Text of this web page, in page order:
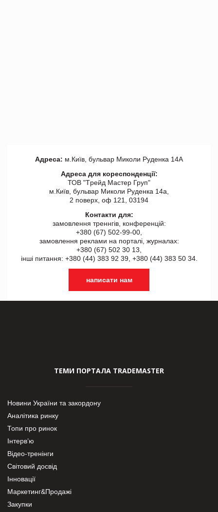
Адреса: м.Київ, бульвар Миколи Руденка 14А
Адреса для кореспонденції:
ТОВ "Tрейд Мастер Груп"
м.Київ, бульвар Миколи Руденка 14а,
2 поверх, оф 121, 03194
Контакти для:
замовлення треннгів, конференцій:
+380 (67) 502-99-00,
замовлення реклами на порталі, журналах:
+380 (67) 502 30 13,
інші питання: +380 (44) 383 92 39, +380 (44) 383 50 34.
написати нам
ТЕМИ ПОРТАЛА TRADEMASTER
Новини України та закордону
Аналітика ринку
Топи про ринок
Інтерв’ю
Відео-тренінги
Світовий досвід
Інновації
Маркетинг&Продажі
Закупки